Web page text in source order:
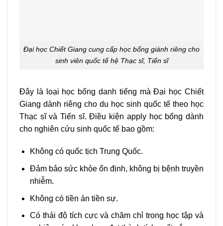
Đại học Chiết Giang cung cấp học bổng giành riêng cho
sinh viên quốc tế hệ Thạc sĩ, Tiến sĩ
Đây là loại học bổng danh tiếng mà Đại học Chiết
Giang dành riêng cho du học sinh quốc tế theo học
Thạc sĩ và Tiến sĩ. Điều kiện apply học bổng dành
cho nghiên cứu sinh quốc tế bao gồm:
Không có quốc tịch Trung Quốc.
Đảm bảo sức khỏe ổn định, không bị bệnh truyền
nhiễm.
Không có tiền án tiền sự.
Có thái độ tích cực và chăm chỉ trong học tập và